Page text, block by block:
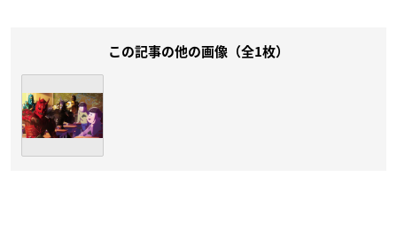
この記事の他の画像（全1枚）